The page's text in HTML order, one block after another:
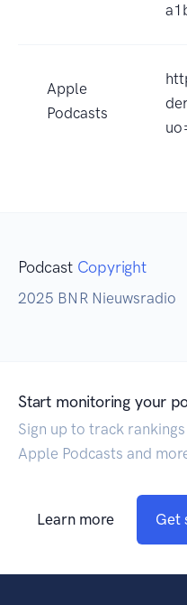
Apple
Podcasts
Podcast Copyright
2025 BNR Nieuwsradio
Start monitoring your
Sign up to track
Apple Podcasts and
Learn more Get